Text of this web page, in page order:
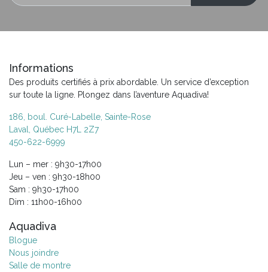
Informations
Des produits certifiés à prix abordable. Un service d’exception
sur toute la ligne. Plongez dans l’aventure Aquadiva!
186, boul. Curé-Labelle, Sainte-Rose
Laval, Québec H7L 2Z7
450-622-6999
Lun – mer : 9h30-17h00
Jeu – ven : 9h30-18h00
Sam : 9h30-17h00
Dim : 11h00-16h00
Aquadiva
Blogue
Nous joindre
Salle de montre